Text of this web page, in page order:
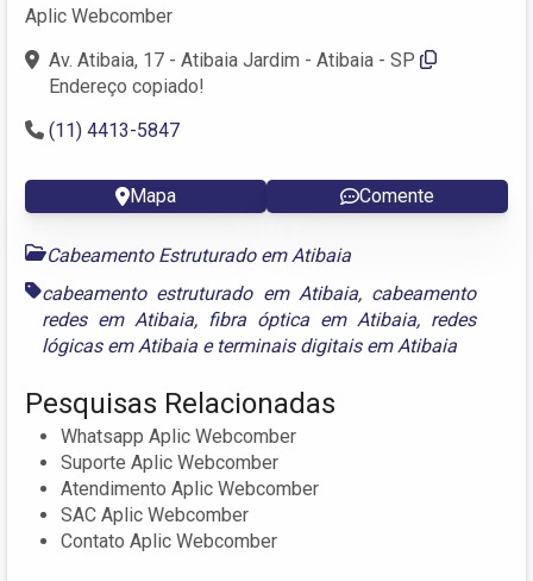
Aplic Webcomber
Av. Atibaia, 17 - Atibaia Jardim - Atibaia - SP
Endereço copiado!
(11) 4413-5847
Mapa Comente
Cabeamento Estruturado em Atibaia
cabeamento estruturado em Atibaia, cabeamento
redes em Atibaia, fibra óptica em Atibaia, redes
lógicas em Atibaia e terminais digitais em Atibaia
Pesquisas Relacionadas
Whatsapp Aplic Webcomber
Suporte Aplic Webcomber
Atendimento Aplic Webcomber
SAC Aplic Webcomber
Contato Aplic Webcomber